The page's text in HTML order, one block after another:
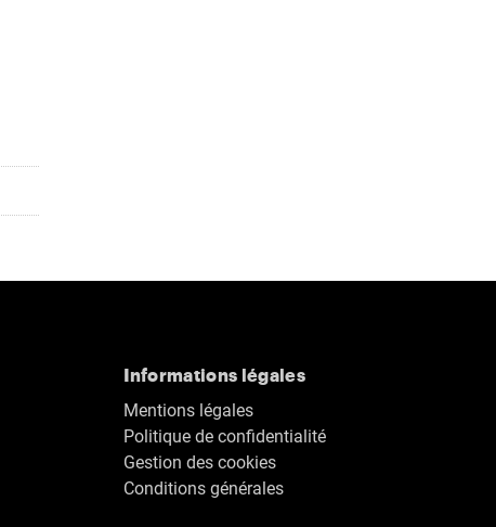
Informations légales
Mentions légales
Politique de confidentialité
Gestion des cookies
Conditions générales